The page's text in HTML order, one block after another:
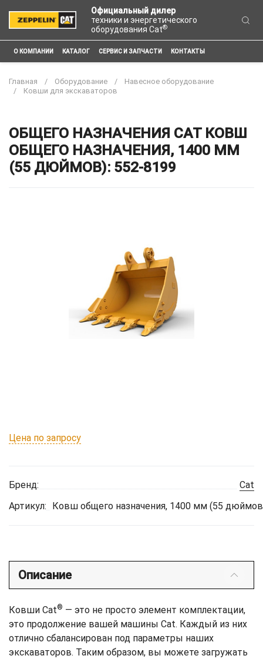
Официальный дилер
техники и энергетического
оборудования Cat®
О КОМПАНИИ КАТАЛОГ СЕРВИС И ЗАПЧАСТИ КОНТАКТЫ
Главная Оборудование
Навесное оборудование
Ковши для экскаваторов
ОБЩЕГО НАЗНАЧЕНИЯ CAT КОВШ
ОБЩЕГО НАЗНАЧЕНИЯ, 1400 ММ
(55 ДЮЙМОВ): 552-8199
Цена по запросу
Бренд:
Cat
Артикул:
Ковш общего назначения, 1400 мм (55
Описание
Ковши Cat® — это не просто элемент комплектации,
это продолжение вашей машины Cat. Каждый из них
отлично сбалансирован под параметры наших
экскаваторов. Таким образом, вы можете загружать